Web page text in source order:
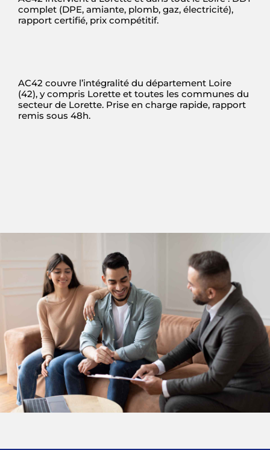
complet (DPE, amiante, plomb, gaz, électricité),
rapport certifié, prix compétitif.
AC42 couvre l’intégralité du département Loire
(42), y compris Lorette et toutes les communes du
secteur de Lorette. Prise en charge rapide, rapport
remis sous 48h.